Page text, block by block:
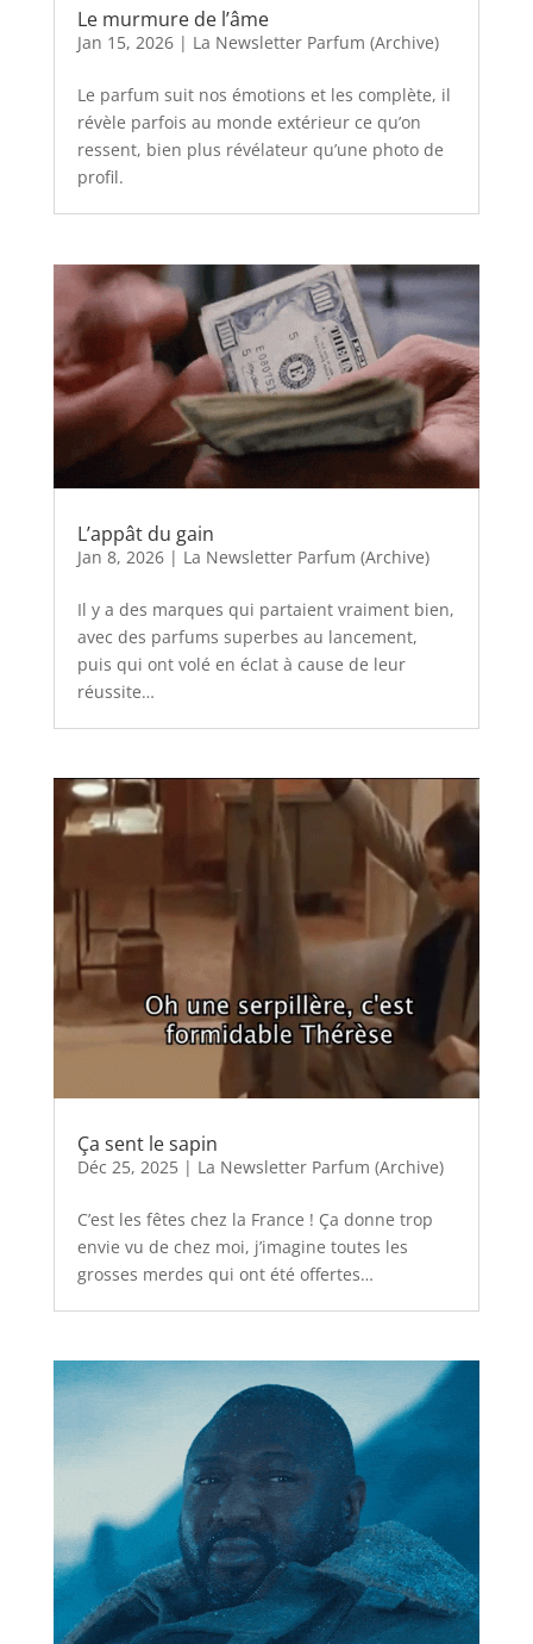
Le murmure de l’âme
Jan 15, 2026| La Newsletter Parfum (Archive)
Le parfum suit nos émotions et les complète, il
révèle parfois au monde extérieur ce qu’on
ressent, bien plus révélateur qu’une photo de
profil.
L’appât du gain
Jan 8, 2026| La Newsletter Parfum (Archive)
Il y a des marques qui partaient vraiment bien,
avec des parfums superbes au lancement,
puis qui ont volé en éclat à cause de leur
réussite…
Ça sent le sapin
Déc 25, 2025| La Newsletter Parfum (Archive)
C’est les fêtes chez la France ! Ça donne trop
envie vu de chez moi, j’imagine toutes les
grosses merdes qui ont été offertes…